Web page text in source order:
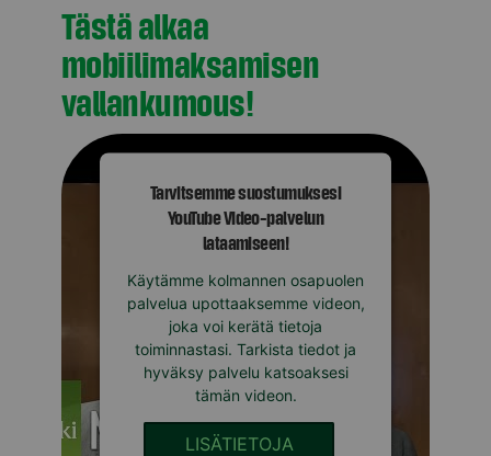
Tästä alkaa
mobiilimaksamisen
vallankumous!
Tarvitsemme suostumuksesi
YouTube Video-palvelun
lataamiseen!
Käytämme kolmannen osapuolen
palvelua upottaaksemme videon,
joka voi kerätä tietoja
toiminnastasi. Tarkista tiedot ja
hyväksy palvelu katsoaksesi
tämän videon.
LISÄTIETOJA